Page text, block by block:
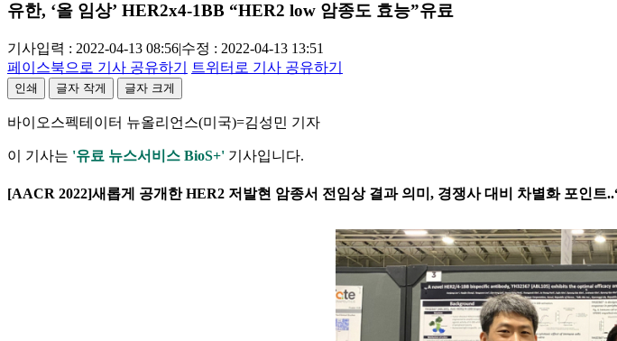
유한, ‘올 임상’ HER2x4-1BB “HER2 low 암종도 효능”유료
기사입력 : 2022-04-13 08:56|수정 : 2022-04-13 13:51
페이스북으로 기사 공유하기
트위터로 기사 공유하기
인쇄 글자 작게 글자 크게
바이오스펙테이터 뉴올리언스(미국)=김성민 기자
이 기사는 '유료 뉴스서비스 BioS+' 기사입니다.
[AACR 2022]새롭게 공개한 HER2 저발현 암종서 전임상 결과 의미, 경쟁사 대비 차별화 포인트